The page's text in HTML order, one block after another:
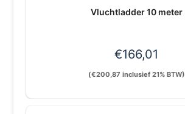
Vluchtladder 10 meter
€166,01
(€200,87 inclusief 21% BTW)